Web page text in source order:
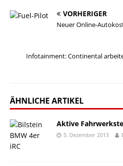
VORHERIGER
Neuer Online-
Infotainment: Continental
ÄHNLICHE ARTIKEL
Aktive
5. Dezember 2013